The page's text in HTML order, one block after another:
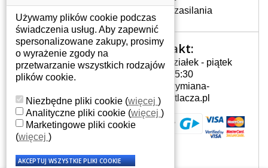
Częstymi objawami są pomijanie liter
czy wyświetlanie innych liter oraz
dublowanie tych samych znaków. W
przypadku podlicia klawisze nie
powrócą do pierwotnej pozycji. Albo
też uszkodzenie mechaniczne, np.
JAK TO DZIAŁA?
Klawiatura składa się z kilku
warstw folii, z których przewodzą
przewodzące warstwy.
Gdzie nas znajdziesz
Złącza zasilania
Twoje konto
Twoje konto
Dane osobowe
Adresy
Historia zamówień
Kontakt:
Poniedziałek - piątek
7:00 - 15:30
info@wymiana-
wyswietlacza.pl
Używamy plików cookie podczas
świadczenia usług. Aby zapewnić
spersonalizowane zakupy, prosimy
o wyrażenie zgody na
przetwarzanie wszystkich rodzajów
plików cookie.
Niezbędne pliki cookie (więcej )
Analityczne pliki cookie (więcej )
Marketingowe pliki cookie
(więcej )